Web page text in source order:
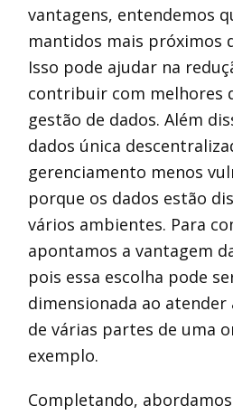
vantagens, entendemos
mantidos mais próximos
Isso pode ajudar na
contribuir com melhores
gestão de dados. Além
dados única
gerenciamento menos
porque os dados estão
vários ambientes. Para
apontamos a vantagem
pois essa escolha pode
dimensionada ao atender
de várias partes de uma
exemplo.
Completando,